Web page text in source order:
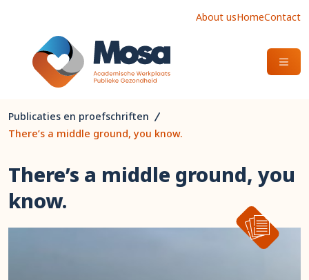
About usHomeContact
OPEN
Publicaties en proefschriften
There’s a middle ground, you know.
There’s a middle ground, you
know.